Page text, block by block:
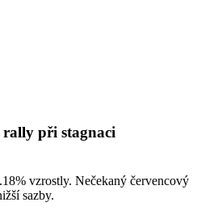
rally při stagnaci
vzrostly. Nečekaný červencový
sazby.